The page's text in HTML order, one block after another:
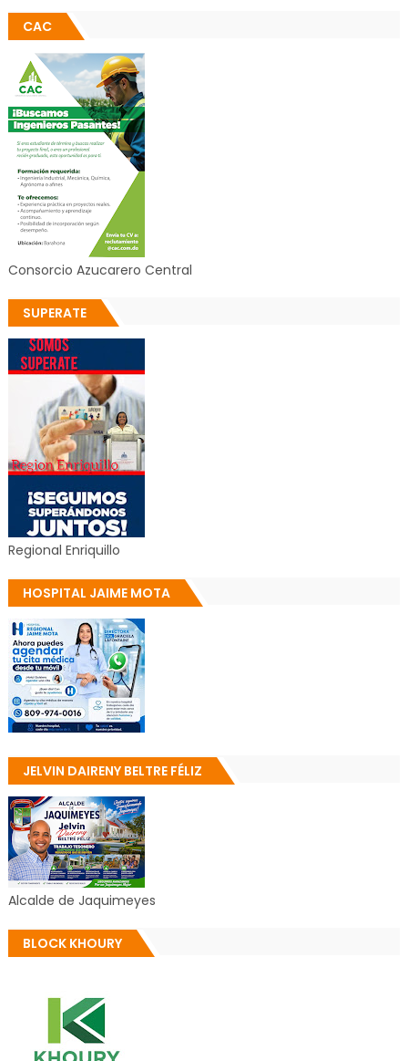
CAC
Consorcio Azucarero Central
SUPERATE
Regional Enriquillo
HOSPITAL JAIME MOTA
JELVIN DAIRENY BELTRE FÉLIZ
Alcalde de Jaquimeyes
BLOCK KHOURY